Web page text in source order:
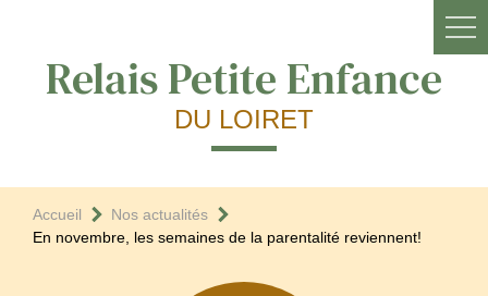
Relais Petite Enfance
DU LOIRET
Accueil
Nos actualités
En novembre, les semaines de la parentalité reviennent!